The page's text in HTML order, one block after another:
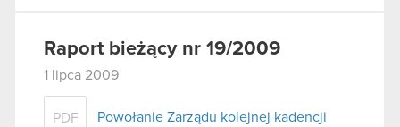
Raport bieżący nr 19/2009
1 lipca 2009
PDF Powołanie Zarządu kolejnej kadencji